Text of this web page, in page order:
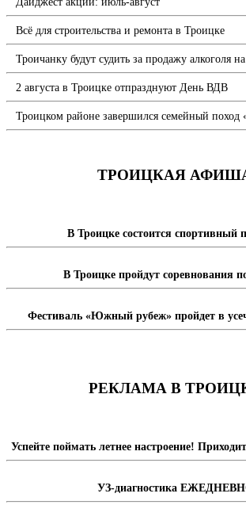
Всё для строительства и ремонта в Троицке
Троичанку будут судить за продажу алкоголя
2 августа в Троицке отпразднуют День ВДВ
Троицком районе завершился семейный поход
ТРОИЦКАЯ
В Троицке состоится спортивный
В Троицке пройдут соревнования
Фестиваль «Южный рубеж» пройдет в
РЕКЛАМА В
Успейте поймать летнее настроение!
УЗ-диагностика